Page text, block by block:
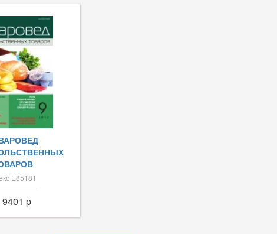
Е85181
9401 p